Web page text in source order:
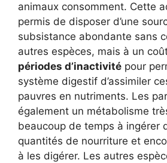
animaux consomment. Cette
permis de disposer d’une
subsistance abondante sans
autres espèces, mais à un
périodes d’inactivité pour
système digestif d’assimiler
pauvres en nutriments. Les
également un métabolisme
beaucoup de temps à ingérer
quantités de nourriture et
à les digérer. Les autres